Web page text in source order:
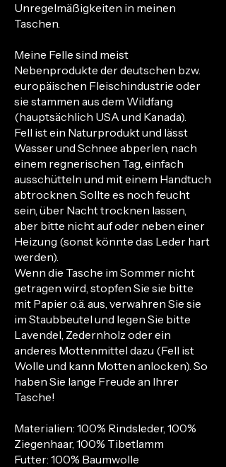
Unregelmäßigkeiten in meinen
Taschen.
Meine Felle sind meist
Nebenprodukte der deutschen bzw.
europäischen Fleischindustrie oder
sie stammen aus dem Wildfang
(hauptsächlich USA und Kanada).
Fell ist ein Naturprodukt und lässt
Wasser und Schnee abperlen, nach
einem regnerischen Tag, einfach
ausschütteln und mit einem Handtuch
abtrocknen. Sollte es noch feucht
sein, über Nacht trocknen lassen,
aber bitte nicht auf oder neben einer
Heizung (sonst könnte das Leder hart
werden).
Wenn die Tasche im Sommer nicht
getragen wird, stopfen Sie sie bitte
mit Papier o.ä. aus, verwahren Sie sie
im Staubbeutel und legen Sie bitte
Lavendel, Zedernholz oder ein
anderes Mottenmittel dazu (Fell ist
Wolle und kann Motten anlocken). So
haben Sie lange Freude an Ihrer
Tasche!
Materialien: 100% Rindsleder, 100%
Ziegenhaar, 100% Tibetlamm
Futter: 100% Baumwolle